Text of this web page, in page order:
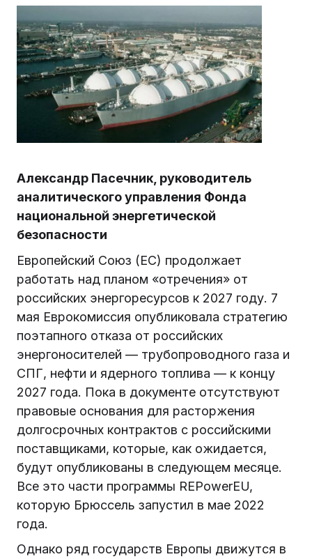
Александр Пасечник, руководитель
аналитического управления Фонда
национальной энергетической
безопасности
Европейский Союз (ЕС) продолжает
работать над планом «отречения» от
российских энергоресурсов к 2027 году. 7
мая Еврокомиссия опубликовала стратегию
поэтапного отказа от российских
энергоносителей — трубопроводного газа и
СПГ, нефти и ядерного топлива — к концу
2027 года. Пока в документе отсутствуют
правовые основания для расторжения
долгосрочных контрактов с российскими
поставщиками, которые, как ожидается,
будут опубликованы в следующем месяце.
Все это части программы REPowerEU,
которую Брюссель запустил в мае 2022
года.
Однако ряд государств Европы движутся в